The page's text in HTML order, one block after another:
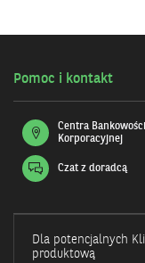
Pomoc i kontakt
Centra Bankowości
Korporacyjnej
Czat z doradcą
Otwiera
Dla potencjalnych
produktową